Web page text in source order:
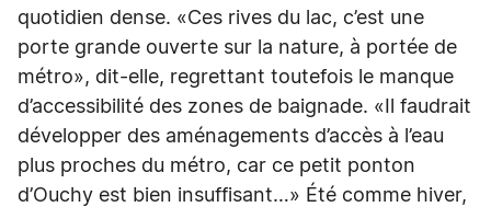
quotidien dense. «Ces rives du lac, c’est une
porte grande ouverte sur la nature, à portée de
métro», dit-elle, regrettant toutefois le manque
d’accessibilité des zones de baignade. «Il faudrait
développer des aménagements d’accès à l’eau
plus proches du métro, car ce petit ponton
d’Ouchy est bien insuffisant…» Été comme hiver,